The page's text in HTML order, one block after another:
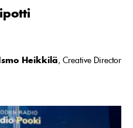
Heikkilä, Creative Director